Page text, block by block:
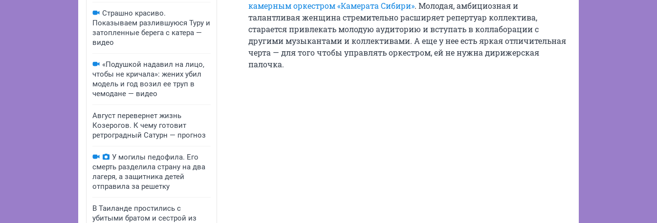
Страшно красиво.
Показываем разлившуюся Туру и
затопленные берега с катера —
видео
«Подушкой надавил на лицо,
чтобы не кричала»: жених убил
модель и год возил ее труп в
чемодане — видео
Август перевернет жизнь
Козерогов. К чему готовит
ретроградный Сатурн — прогноз
У могилы педофила. Его
смерть разделила страну на два
лагеря, а защитника детей
отправила за решетку
В Таиланде простились с
убитыми братом и сестрой из
камерным оркестром «Камерата Сибири». Молодая, амбициозная и
талантливая женщина стремительно расширяет репертуар коллектива,
старается привлекать молодую аудиторию и вступать в коллаборации с
другими музыкантами и коллективами. А еще у нее есть яркая отличительная
черта — для того чтобы управлять оркестром, ей не нужна дирижерская
палочка.